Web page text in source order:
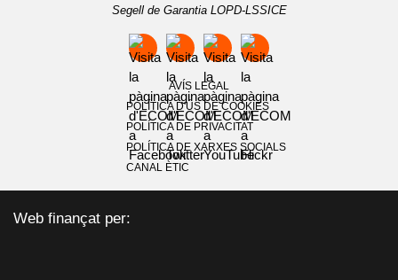
Segell de Garantia LOPD-LSSICE
AVÍS LEGAL
POLÍTICA D'ÚS DE COOKIES
POLÍTICA DE PRIVACITAT
POLÍTICA DE XARXES SOCIALS
CANAL ÈTIC
Web finançat per: